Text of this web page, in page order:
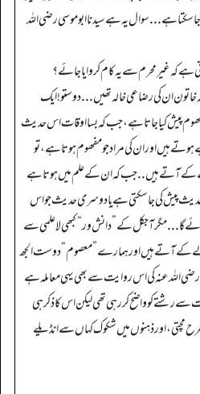
جا سکتا ہے ... سوال یہ ہے سیدنا ابو موسی رضی اللہ
ہے کہ غیر محرم سے یہ کام کروایا جائے؟
خاتون ان کی رضاعی خالہ تھیں ... دوستو! ایک
پیش کیا جاتا ہے، جب کہ بسا اوقات اس حدیث
ہیں اور ان کی مراد جو مفھوم ہوتا ہے، تو
آتے ہیں ..جب کہ ان کے علم میں ہوتا ہے
پیش کی جا سکتی ہے یا دوسری حدیث جو اس
گا ...مگر آجکل کے”دانش ور“کبھی لاعلمی سے
لے کے آتے ہیں اور ہمارے”معصوم“دوست الجھ
اللہ عنہ کی اس روایت سے بھی یہی معاملہ ہے
کو واضح کر رہی تھی لیکن اس کا ذکر ہی
مچتی، اور ذہنوں میں شکوک کہاں سے انڈیلے